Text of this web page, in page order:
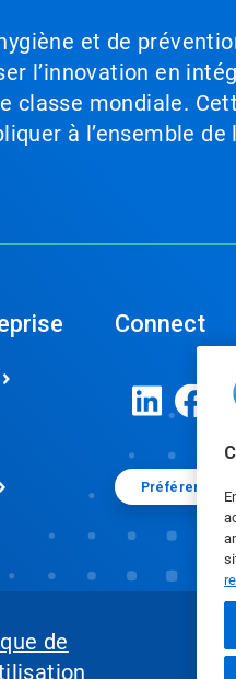
et de
l’innovation en
classe mondiale.
à l’ensemble
Connect
Préférences
de